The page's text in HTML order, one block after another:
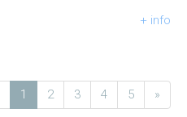
+ info
1 2 3 4 5 »